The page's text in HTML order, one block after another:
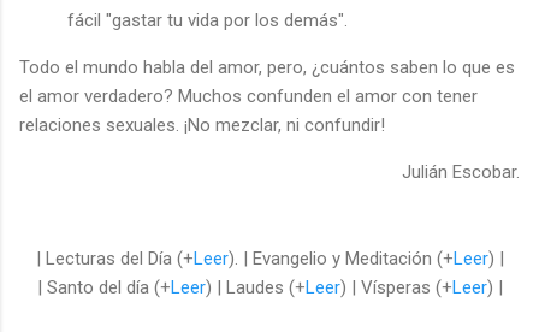
fácil "gastar tu vida por los demás".
Todo el mundo habla del amor, pero, ¿cuántos saben lo que es
el amor verdadero? Muchos confunden el amor con tener
relaciones sexuales. ¡No mezclar, ni confundir!
Julián Escobar.
| Lecturas del Día (+Leer). | Evangelio y Meditación (+Leer) |
| Santo del día (+Leer) | Laudes (+Leer) | Vísperas (+Leer) |